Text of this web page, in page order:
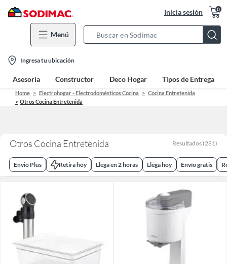
Inicia sesión 0
Menú
Bar
location-
icon
Ingresa tu ubicación
Asesoría Constructor Deco Hogar Tipos de Entrega
Home Electrohogar - Electrodomésticos Cocina
Cocina Entretenida
Otros Cocina Entretenida
Otros Cocina Entretenida Resultados (281)
Envio Plus Retira hoy Llega en 2 horas Llega hoy Envío gratis